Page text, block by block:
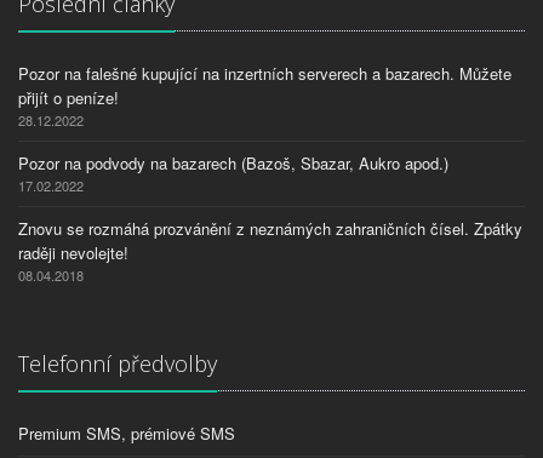
Pozor na falešné kupující na inzertních serverech a bazarech. Můžete
přijít o peníze!
28.12.2022
Pozor na podvody na bazarech (Bazoš, Sbazar, Aukro apod.)
17.02.2022
Znovu se rozmáhá prozvánění z neznámých zahraničních čísel. Zpátky
raději nevolejte!
08.04.2018
Telefonní předvolby
Premium SMS, prémiové SMS